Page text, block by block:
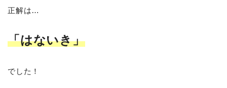
正解は…
「はないき」
でした！